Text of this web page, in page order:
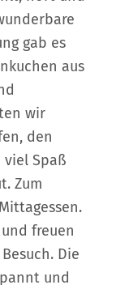
gab es
aus
wir
den
Spaß
Zum
freuen
Die
und